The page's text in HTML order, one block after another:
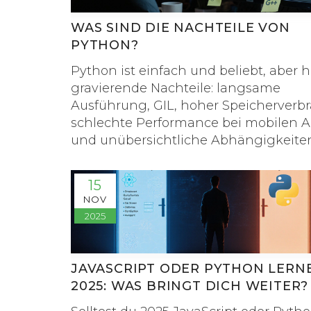
WAS SIND DIE NACHTEILE VON
PYTHON?
Python ist einfach und beliebt, aber
gravierende Nachteile: langsame
Ausführung, GIL, hoher
schlechte Performance bei mobilen
und unübersichtliche
15
NOV
2025
JAVASCRIPT ODER PYTHON
2025: WAS BRINGT DICH WEITER?